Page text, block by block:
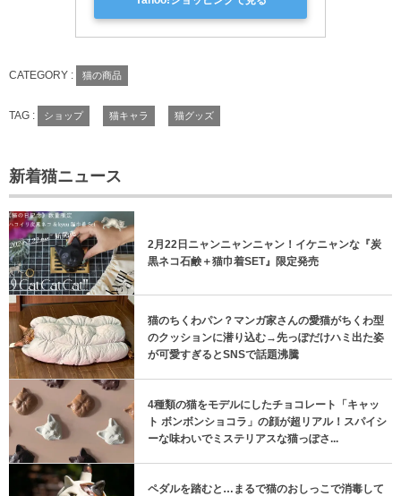
CATEGORY : 猫の商品
TAG : ショップ 猫キャラ 猫グッズ
新着猫ニュース
2月22日ニャンニャンニャン！イケニャンな『炭
黒ネコ石鹸＋猫巾着SET』限定発売
猫のちくわパン？マンガ家さんの愛猫がちくわ型
のクッションに潜り込む→先っぽだけハミ出た姿
が可愛すぎるとSNSで話題沸騰
4種類の猫をモデルにしたチョコレート「キャッ
ト ボンボンショコラ」の顔が超リアル！スパイシ
ーな味わいでミステリアスな猫っぽさ...
ペダルを踏むと…まるで猫のおしっこで消毒して